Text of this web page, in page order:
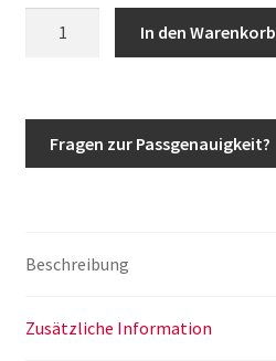
In den Warenkorb
Fragen zur Passgenauigkeit?
Beschreibung
Zusätzliche Information